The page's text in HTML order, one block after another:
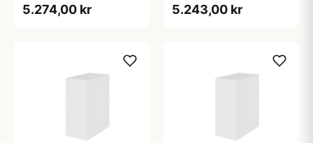
5.274,00 kr 5.243,00 kr